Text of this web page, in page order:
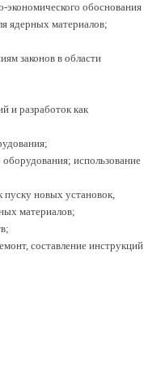
экономического обоснования
ядерных материалов;
законов в области
и разработок как
использование
пуску новых установок,
материалов;
составление инструкций